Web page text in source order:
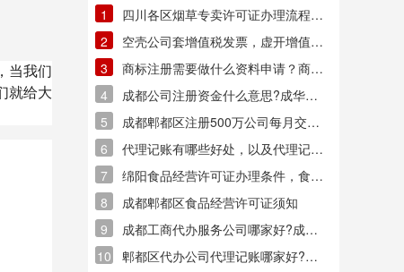
当我们
就给大
1
四川各区烟草专卖许可证办理流程和
需要材料，烟草证办理费用
2
空壳公司套增值税发票，虚开增值税
怎么挣钱的?
3
商标注册需要做什么资料申请？商标
注册的申请又需要多长时间呢？
4
成都公司注册资金什么意思?成华区
新公司注册资本是什么意思?
5
成都郫都区注册500万公司每月交税
多少钱?
6
代理记账有哪些好处，以及代理记账
的流程是什么？
7
绵阳食品经营许可证办理条件，食品
经营许可证要求
8
成都郫都区食品经营许可证须知
9
成都工商代办服务公司哪家好?成都
工商代办服务公司排名?
10
郫都区代办公司代理记账哪家好?成